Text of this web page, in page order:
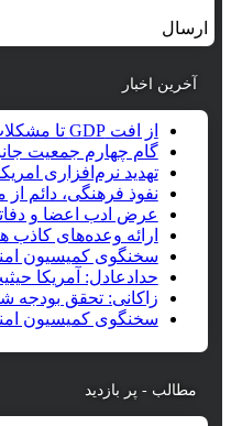
ارسال
آخرین اخبار
از افت GDP تا مشکلات بانکداری اسلامی؛ سیاح راه نجات اقتصاد را اجرای دقیق قوانین دانست
گام چهارم جمعیت
تهدید نرم‌افزاری
نفوذ فرهنگی، دائم از
عرض ادب اعضا و
ارائه وعده‌های
سخنگوی کمیسیون
حدادعادل: آمریکا
زاکانی: تحقق بودجه شهرداری تهران سال
سخنگوی کمیسیون
مطالب - پر بازدید